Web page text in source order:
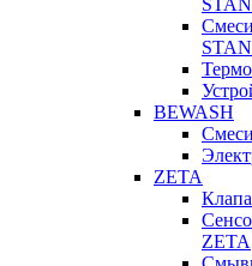
BEWASH
ZETA
ZETA